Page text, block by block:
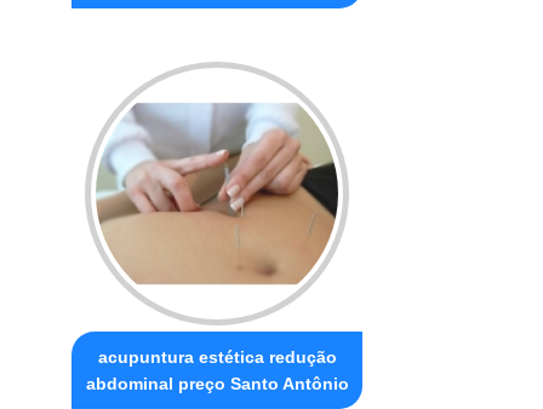
acupuntura estética redução
abdominal preço Santo Antônio